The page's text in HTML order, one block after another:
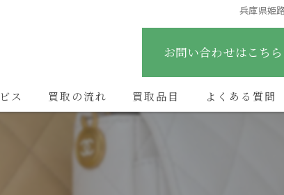
兵庫県姫
お問い合わせはこちら
ス 買取の流れ 買取品目 よくある質問